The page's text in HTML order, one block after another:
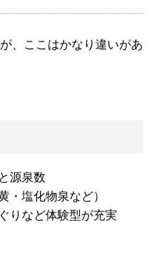
、ここはかなり違いがあ
源泉数
・塩化物泉など）
りなど体験型が充実